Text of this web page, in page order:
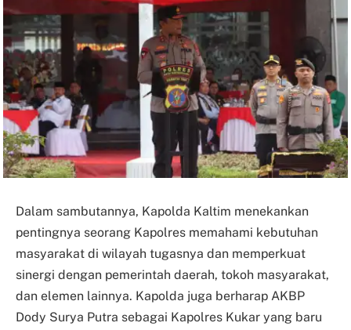
Dalam sambutannya, Kapolda Kaltim menekankan
pentingnya seorang Kapolres memahami kebutuhan
masyarakat di wilayah tugasnya dan memperkuat
sinergi dengan pemerintah daerah, tokoh masyarakat,
dan elemen lainnya. Kapolda juga berharap AKBP
Dody Surya Putra sebagai Kapolres Kukar yang baru